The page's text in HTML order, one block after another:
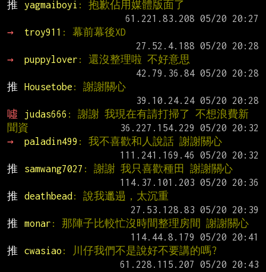
推 yagmaiboyi : 抱歉佔用媒體版面了
→
troy911 : 幕前幕後XD
→
puppylover : 還沒整理啦 不好意思
推
Housetobe : 謝謝關心
噓
judas666 : 謝謝 我現在有請打掃了 不想浪費新
聞資
→
paladin499 : 我不喜歡和人說話 謝謝關心
推
samwang7027 : 謝謝 我只喜歡種田 謝謝關心
推
deathbead : 說我邋遢，太沉重
推
monar : 那陣子比較忙沒時間整理房間 謝謝關心
推
cwasiao : 川仔我們不是說好不要講的嗎?